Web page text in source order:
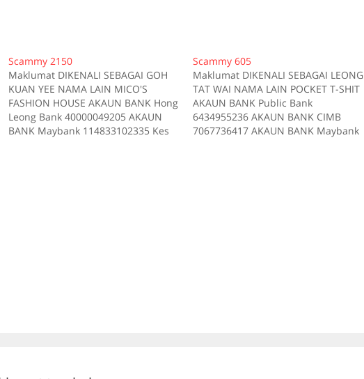
Scammy 2150
Maklumat DIKENALI SEBAGAI GOH
KUAN YEE NAMA LAIN MICO'S
FASHION HOUSE AKAUN BANK Hong
Leong Bank 40000049205 AKAUN
BANK Maybank 114833102335 Kes
Scammy 605
Maklumat DIKENALI SEBAGAI LEONG
TAT WAI NAMA LAIN POCKET T-SHIT
AKAUN BANK Public Bank
6434955236 AKAUN BANK CIMB
7067736417 AKAUN BANK Maybank